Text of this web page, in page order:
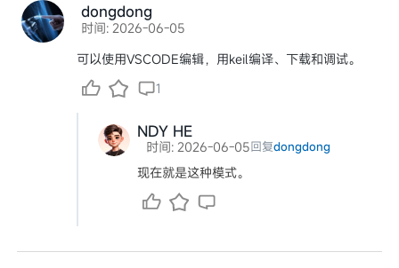
dongdong
时间: 2026-06-05
可以使用VSCODE编辑，用keil编译、下载和调试。
1
NDY HE
时间: 2026-06-05回复dongdong
现在就是这种模式。